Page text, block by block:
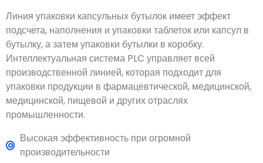
бутылку, а затем упаковки бутылки в коробку.
Интеллектуальная система PLC управляет всей
производственной линией, которая подходит для
упаковки продукции в фармацевтической, медицинской,
медицинской, пищевой и других отраслях
промышленности.
Высокая эффективность при огромной
Подходит для большого количества таблеток/капсул
Экономически эффективно